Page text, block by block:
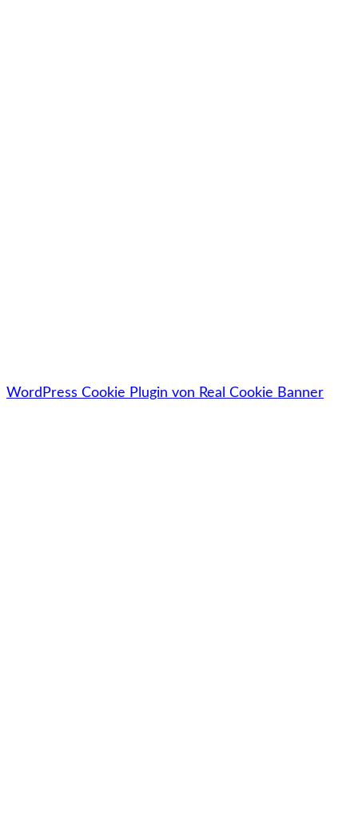
WordPress Cookie Plugin von Real Cookie Banner